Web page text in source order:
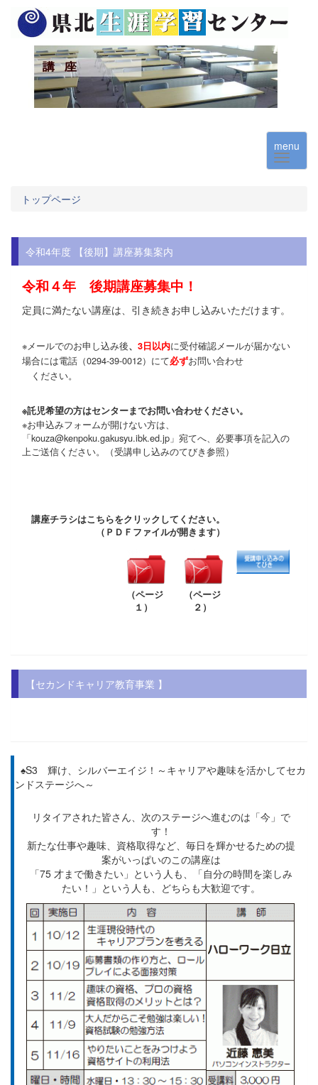
menu
トップページ
令和4年度 【後期】講座募集案内
令和４年 後期講座募集中！
定員に満たない講座は、引き続きお申し込みいただけます。
※メールでのお申し込み後、 3日以内に受付確認メールが届かない
場合には電話（0294-39-0012）にて必ずお問い合わせ
ください。
※託児希望の方はセンターまでお問い合わせください。
※お申込みフォームが開けない方は、
「kouza@kenpoku.gakusyu.ibk.ed.jp」宛てへ、必要事項を記入の
上ご送信ください。
（受講申し込みのてびき参照）
講座チラシはこちらをクリックしてください。
（ＰＤＦファイルが開きます）
（ページ
１）
（ページ
２）
【セカンドキャリア教育事業 】
♠S3 輝け、シルバーエイジ！～キャリアや趣味を活かしてセカ
ンドステージへ～
リタイアされた皆さん、次のステージへ進むのは「今」で
す！
新たな仕事や趣味、資格取得など、毎日を輝かせるための提
案がいっぱいのこの講座は
「75 才まで働きたい」という人も、「自分の時間を楽しみ
たい！」という人も、どちらも大歓迎です。